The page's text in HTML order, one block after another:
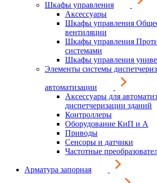
Шкафы управления
Аксессуары
Шкафы управления
вентиляции
Шкафы управления
системами
Шкафы управления
Элементы системы
автоматизации
Аксессуары для
диспетчеризации зданий
Контроллеры
Оборудование КиП и А
Приводы
Сенсоры и датчики
Частотные
Арматура запорная